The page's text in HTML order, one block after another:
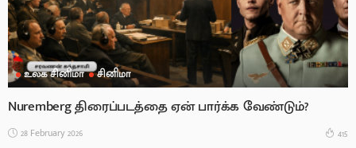
உலக சினிமா சினிமா
Nuremberg திரைப்படத்தை ஏன் பார்க்க வேண்டும்?
28 February 2026 415